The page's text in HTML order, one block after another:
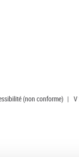
(non conforme) |